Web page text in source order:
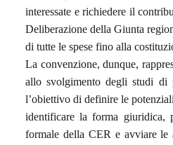
interessate e richiedere il
Deliberazione della Giunta
di tutte le spese fino alla
La convenzione, dunque,
allo svolgimento degli studi di
l’obiettivo di definire le
identificare la forma giuridica,
formale della CER e avviare